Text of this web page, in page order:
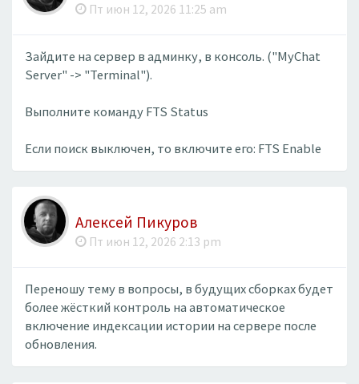
Пт июн 12, 2026 11:25 am
Зайдите на сервер в админку, в консоль. ("MyChat
Server" -> "Terminal").
Выполните команду FTS Status
Если поиск выключен, то включите его: FTS Enable
Алексей Пикуров
Пт июн 12, 2026 2:13 pm
Переношу тему в вопросы, в будущих сборках будет
более жёсткий контроль на автоматическое
включение индексации истории на сервере после
обновления.